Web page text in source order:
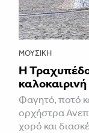
ΜΟΥΣΙΚΉ
Η
Φαγητό, ποτό
ορχήστρα
χορό και